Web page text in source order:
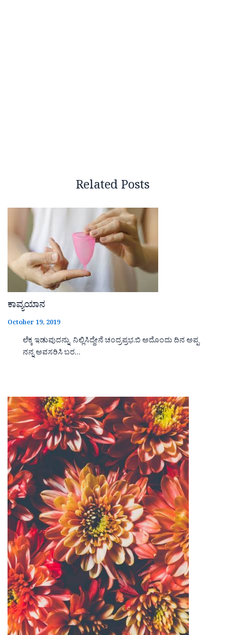
Related Posts
ಕಾವ್ಯಯಾನ
October 19, 2019
ಲೆಕ್ಕ ಇಡುವುದನ್ನು ನಿಲ್ಲಿಸಿದ್ದೇನೆ ಚಂದ್ರಪ್ರಭ.ಬಿ ಅದೊಂದು ದಿನ ಅಪ್ಪ
ನನ್ನ ಅವಸರಿಸಿ ಬರ…